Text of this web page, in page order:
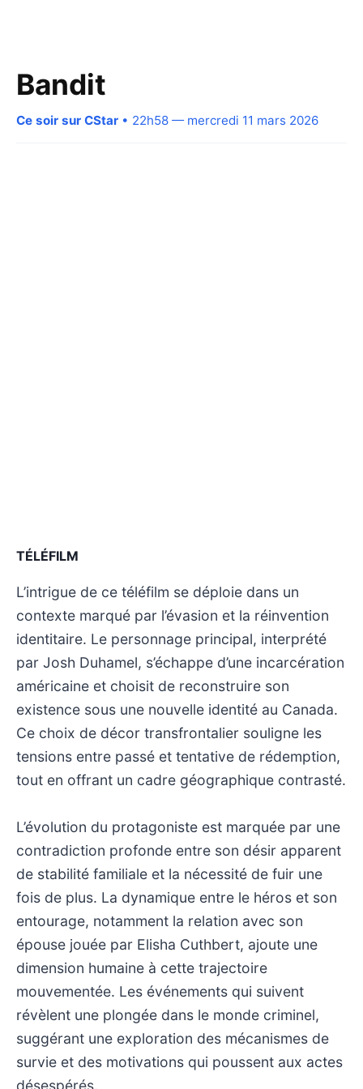
Bandit
Ce soir sur CStar • 22h58 — mercredi 11 mars 2026
TÉLÉFILM
L’intrigue de ce téléfilm se déploie dans un
contexte marqué par l’évasion et la réinvention
identitaire. Le personnage principal, interprété
par Josh Duhamel, s’échappe d’une incarcération
américaine et choisit de reconstruire son
existence sous une nouvelle identité au Canada.
Ce choix de décor transfrontalier souligne les
tensions entre passé et tentative de rédemption,
tout en offrant un cadre géographique contrasté.
L’évolution du protagoniste est marquée par une
contradiction profonde entre son désir apparent
de stabilité familiale et la nécessité de fuir une
fois de plus. La dynamique entre le héros et son
entourage, notamment la relation avec son
épouse jouée par Elisha Cuthbert, ajoute une
dimension humaine à cette trajectoire
mouvementée. Les événements qui suivent
révèlent une plongée dans le monde criminel,
suggérant une exploration des mécanismes de
survie et des motivations qui poussent aux actes
désespérés.